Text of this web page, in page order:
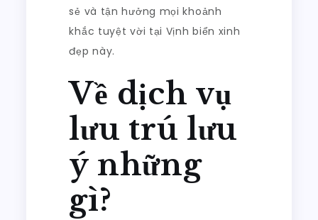
sẻ và tận hưởng mọi khoảnh
khắc tuyệt vời tại Vịnh biển xinh
đẹp này.
Về dịch vụ
lưu trú lưu
ý những
gì?